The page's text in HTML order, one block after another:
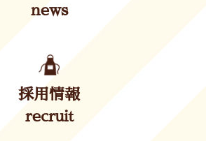
news
採用情報
recruit